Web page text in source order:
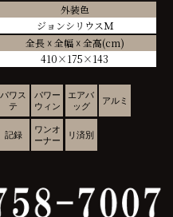
外装色
ジョンシリウスＭ
全長 ☓ 全幅 ☓ 全高(cm)
410×175×143
パワス
テ
パワー
ウィン
エアバ
ッグ
アルミ
記録
ワンオ
ーナー
リ済別